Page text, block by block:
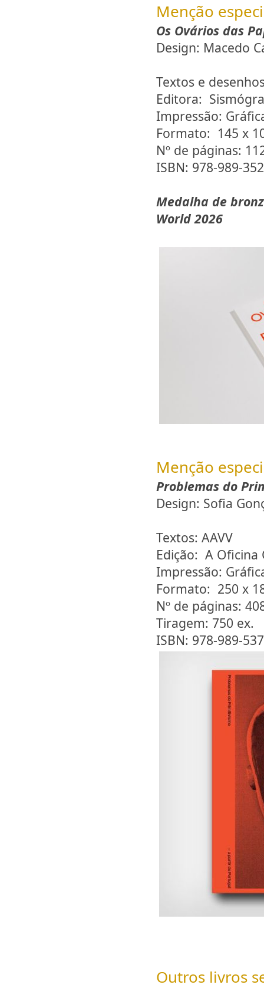
Menção
Os Ovários das
Design: Macedo
Textos e
Editora:
Impressão:
Formato: 145 x
Nº de páginas:
ISBN: 978-989-
Medalha de
World 2026
Menção
Problemas do
Design: Sofia
Textos: AAVV
Edição: A Oficina
Impressão:
Formato: 250 x
Nº de páginas:
Tiragem: 750 ex.
ISBN: 978-989-
Outros livros